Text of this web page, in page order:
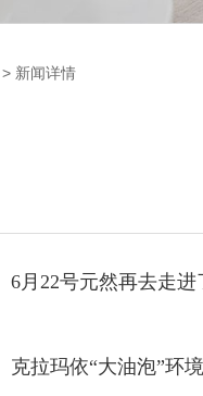
> 新闻详情
6月22号元然再去走
克拉玛依“大油泡”环